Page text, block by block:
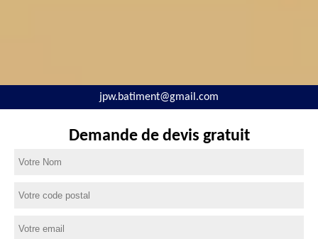
jpw.batiment@gmail.com
Demande de devis gratuit